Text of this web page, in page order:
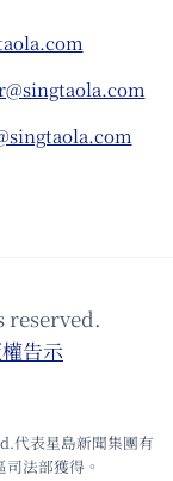
reserved.
告⽰
代表星島新聞集團有
法部獲得。